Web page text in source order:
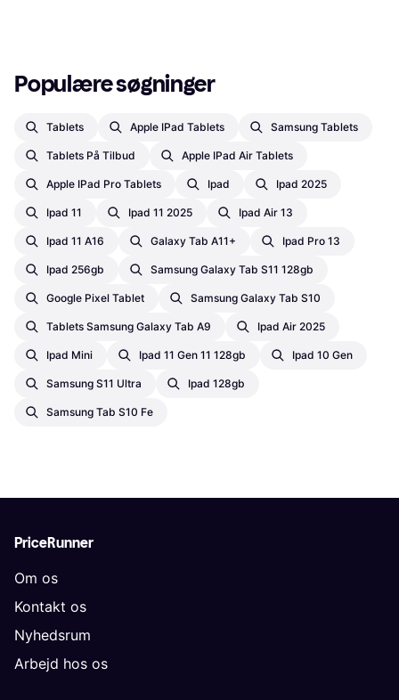
Populære søgninger
Tablets Apple IPad Tablets Samsung Tablets
Tablets På Tilbud Apple IPad Air Tablets
Apple IPad Pro Tablets Ipad Ipad 2025
Ipad 11 Ipad 11 2025 Ipad Air 13
Ipad 11 A16 Galaxy Tab A11+ Ipad Pro 13
Ipad 256gb Samsung Galaxy Tab S11 128gb
Google Pixel Tablet Samsung Galaxy Tab S10
Tablets Samsung Galaxy Tab A9 Ipad Air 2025
Ipad Mini Ipad 11 Gen 11 128gb Ipad 10 Gen
Samsung S11 Ultra Ipad 128gb
Samsung Tab S10 Fe
PriceRunner
Om os
Kontakt os
Nyhedsrum
Arbejd hos os